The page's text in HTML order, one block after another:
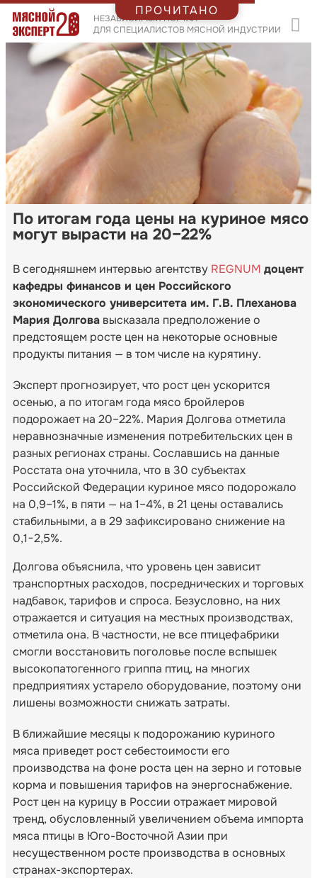
НЕЗАВИСИМЫЙ ПОРТАЛ
ДЛЯ СПЕЦИАЛИСТОВ МЯСНОЙ ИНДУСТРИИ
По итогам года цены на куриное мясо
могут вырасти на 20–22%
В сегодняшнем интервью агентству REGNUM доцент
кафедры финансов и цен Российского
экономического университета им. Г.В. Плеханова
Мария Долгова высказала предположение о
предстоящем росте цен на некоторые основные
продукты питания — в том числе на курятину.
Эксперт прогнозирует, что рост цен ускорится
осенью, а по итогам года мясо бройлеров
подорожает на 20–22%. Мария Долгова отметила
неравнозначные изменения потребительских цен в
разных регионах страны. Сославшись на данные
Росстата она уточнила, что в 30 субъектах
Российской Федерации куриное мясо подорожало
на 0,9–1%, в пяти — на 1–4%, в 21 цены оставались
стабильными, а в 29 зафиксировано снижение на
0,1−2,5%.
Долгова объяснила, что уровень цен зависит
транспортных расходов, посреднических и торговых
надбавок, тарифов и спроса. Безусловно, на них
отражается и ситуация на местных производствах,
отметила она. В частности, не все птицефабрики
смогли восстановить поголовье после вспышек
высокопатогенного гриппа птиц, на многих
предприятиях устарело оборудование, поэтому они
лишены возможности снижать затраты.
В ближайшие месяцы к подорожанию куриного
мяса приведет рост себестоимости его
производства на фоне роста цен на зерно и готовые
корма и повышения тарифов на энергоснабжение.
Рост цен на курицу в России отражает мировой
тренд, обусловленный увеличением объема импорта
мяса птицы в Юго-Восточной Азии при
несущественном росте производства в основных
странах-экспортерах.
ПРОЧИТАНО